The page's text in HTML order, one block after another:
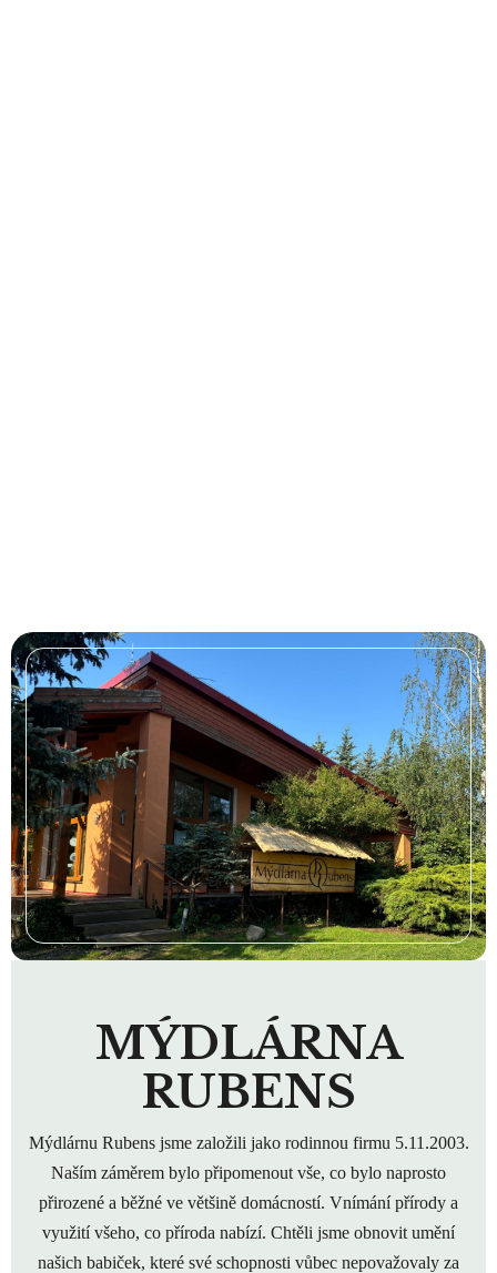
MÝDLÁRNA
RUBENS
Mýdlárnu Rubens jsme založili jako rodinnou firmu 5.11.2003.
Naším záměrem bylo připomenout vše, co bylo naprosto
přirozené a běžné ve většině domácností. Vnímání přírody a
využití všeho, co příroda nabízí. Chtěli jsme obnovit umění
našich babiček, které své schopnosti vůbec nepovažovaly za